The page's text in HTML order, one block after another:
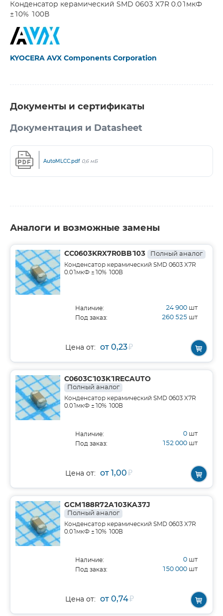
Конденсатор керамический SMD 0603 X7R 0.01мкФ
±10% 100В
KYOCERA AVX Components Corporation
Документы и сертификаты
Документация и Datasheet
AutoMLCC.pdf 0,6 мБ
Аналоги и возможные замены
CC0603KRX7R0BB103 Полный аналог
Конденсатор керамический SMD 0603 X7R
0.01мкФ ±10% 100В
Наличие: 24 900 шт
Под заказ: 260 525 шт
Цена от: от 0,23₽
C0603C103K1RECAUTO
Полный аналог
Конденсатор керамический SMD 0603 X7R
0.01мкФ ±10% 100В
Наличие: 0 шт
Под заказ: 152 000 шт
Цена от: от 1,00₽
GCM188R72A103KA37J
Полный аналог
Конденсатор керамический SMD 0603 X7R
0.01мкФ ±10% 100В
Наличие: 0 шт
Под заказ: 150 000 шт
Цена от: от 0,74₽